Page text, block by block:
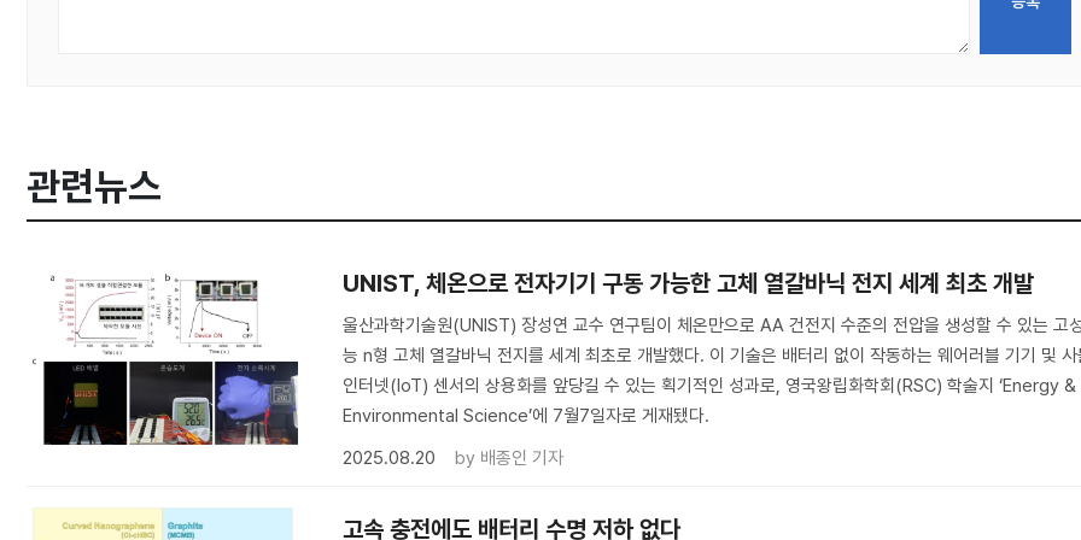
관련뉴스
UNIST, 체온으로 전자기기 구동 가능한 고체 열갈바닉 전지 세계 최초 개발
울산과학기술원(UNIST) 장성연 교수 연구팀이 체온만으로 AA 건전지 수준의 전압을 생성할 수 있는 고
능 n형 고체 열갈바닉 전지를 세계 최초로 개발했다. 이 기술은 배터리 없이 작동하는 웨어러블 기기 및
인터넷(IoT) 센서의 상용화를 앞당길 수 있는 획기적인 성과로, 영국왕립화학회(RSC) 학술지 ‘Energy &
Environmental Science’에 7월7일자로 게재됐다.
2025.08.20
by 배종인 기자
고속 충전에도 배터리 수명 저하 없다